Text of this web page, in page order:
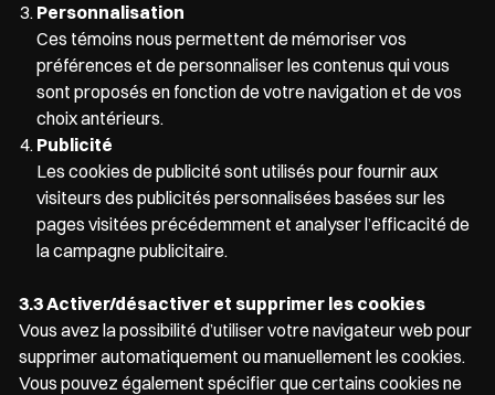
Personnalisation
Ces témoins nous permettent de mémoriser vos
préférences et de personnaliser les contenus qui vous
sont proposés en fonction de votre navigation et de vos
choix antérieurs.
Publicité
Les cookies de publicité sont utilisés pour fournir aux
visiteurs des publicités personnalisées basées sur les
pages visitées précédemment et analyser l’efficacité de
la campagne publicitaire.
3.3 Activer/désactiver et supprimer les cookies
Vous avez la possibilité d’utiliser votre navigateur web pour
supprimer automatiquement ou manuellement les cookies.
Vous pouvez également spécifier que certains cookies ne